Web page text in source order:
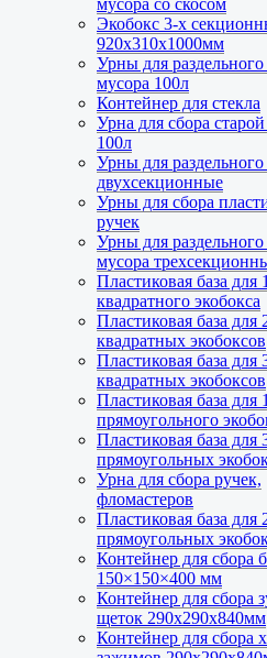
Прочее
стекла
сбора старой одежды
Урны для раздельного
сбора пластика и
для вторсырья
Пластиковая база для
Пластиковая база для
Пластиковая база для
Пластиковая база для
экобокса
Пластиковая база для
экобокса
Пластиковая база для
экобоксов
Экобокс 3-х
920х310х1000мм
Урны для раздельного
мусора 100л
Контейнер для стекла
Урна для сбора
100л
Урны для раздельного
двухсекционные
Урны для сбора
ручек
Урны для раздельного
мусора
Пластиковая база для
квадратного экобокса
Пластиковая база для
квадратных экобоксов
Пластиковая база для
квадратных экобоксов
Пластиковая база для
прямоугольного
Пластиковая база для
прямоугольных
Урна для сбора ручек,
фломастеров
Пластиковая база для
прямоугольных
Контейнер для сбора
150×150×400 мм
Контейнер для сбора
щеток 290х290х840мм
Контейнер для сбора